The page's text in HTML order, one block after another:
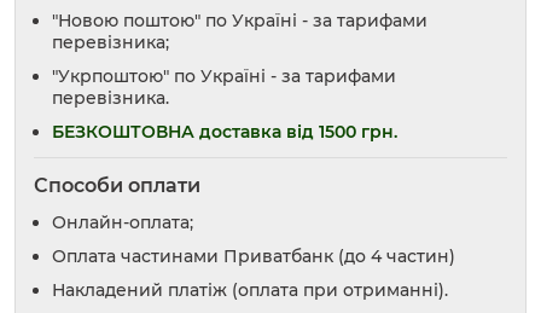
"Новою поштою" по Україні - за тарифами
перевізника;
"Укрпоштою" по Україні - за тарифами
перевізника.
БЕЗКОШТОВНА доставка від 1500 грн.
Способи оплати
Онлайн-оплата;
Оплата частинами Приватбанк (до 4 частин)
Накладений платіж (оплата при отриманні).